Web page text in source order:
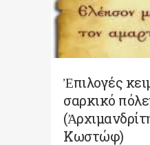
Ἐπιλογές
σαρκικό
Κωστώφ)